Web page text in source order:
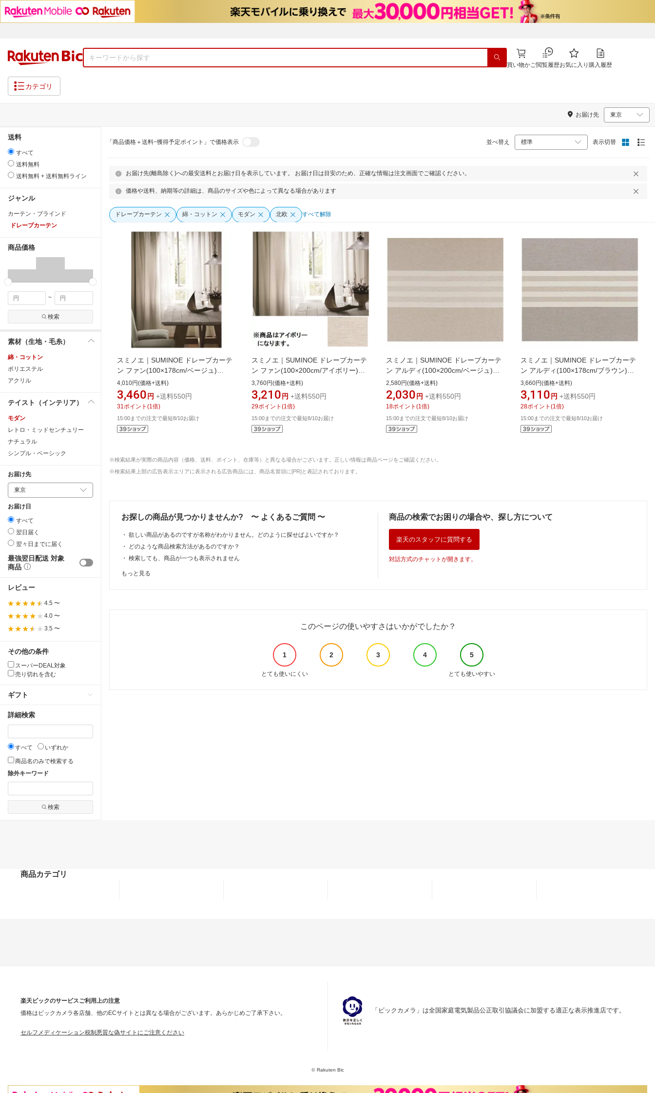
買い物かご閲覧履歴お気に入り 購入履歴
カテゴリ
お届け先
送料
すべて
送料無料
送料無料 + 送料無料ライン
ジャンル
カーテン・ブラインド
ドレープカーテン
商品価格
~
検索
素材（生地・毛糸）
綿・コットン
ポリエステル
アクリル
テイスト（インテリア）
モダン
レトロ・ミッドセンチュリー
ナチュラル
シンプル・ベーシック
お届け先
お届け日
すべて
翌日届く
翌々日までに届く
最強翌日配送 対象
商品
レビュー
4.5 〜
4.0 〜
3.5 〜
その他の条件
スーパーDEAL対象
売り切れを含む
ギフト
詳細検索
すべて
いずれか
商品名のみで検索する
除外キーワード
検索
「商品価格＋送料−獲得予定ポイント」で価格表示 並べ替え 表示切替
お届け先(離島除く)への最安送料とお届け日を表示しています。 お届け日は目安のため、正確な情報は注文画面でご確認ください。
価格や送料、納期等の詳細は、商品のサイズや色によって異なる場合があります
ドレープカーテン 綿・コットン モダン 北欧 すべて解除
スミノエ｜SUMINOE ドレープカーテ
ン ファン(100×178cm/ベージュ)
[G1036100X178]
4,010円(価格+送料)
3,460 円 +送料550円
31 ポイント (1 倍)
15:00までの注文で最短8/10お届け
スミノエ｜SUMINOE ドレープカーテ
ン ファン(100×200cm/アイボリー)
[G1035100X200]
3,760円(価格+送料)
3,210 円 +送料550円
29ポイント (1 倍)
15:00までの注文で最短8/10お届け
スミノエ｜SUMINOE ドレープカーテ
ン アルディ(100×200cm/ベージュ)
[G1025100X200]
2,580円(価格+送料)
2,030 円 +送料550円
18ポイント (1 倍)
15:00までの注文で最短8/10お届け
スミノエ｜SUMINOE ドレープカーテ
ン アルディ(100×178cm/ブラウン)
[G1026100X178]
3,660円(価格+送料)
3,110 円 +送料550円
28ポイント (1 倍)
15:00までの注文で最短8/10お届け
※検索結果が実際の商品内容（価格、送料、ポイント、在庫等）と異なる場合がございます。正しい情報は商品ページをご確認ください。
※検索結果上部の広告表示エリアに表示される広告商品には、商品名冒頭に[PR]と表記されております。
お探しの商品が見つかりませんか? 〜 よくあるご質問 〜
・ 欲しい商品があるのですが名称がわかりません。どのように探せばよいですか？
・
どのような商品検索方法があるのですか？
・ 検索しても、商品が一つも表示されません
もっと見る
商品の検索でお困りの場合や、探し方について
楽天のスタッフに質問する
対話方式のチャットが開きます。
このページの使いやすさはいかがでしたか？
1 2 3 4 5
とても使いにくい とても使いやすい
商品カテゴリ
楽天ビックのサービスご利用上の注意
価格はビックカメラ各店舗、他のECサイトとは異なる場合がございます。あらかじめご了承下さい。
セルフメディケーション税制悪質な偽サイトにご注意ください
「ビックカメラ」は全国家庭電気製品公正取引協議会に加盟する適正な表示推進店です。
©Rakuten Bic